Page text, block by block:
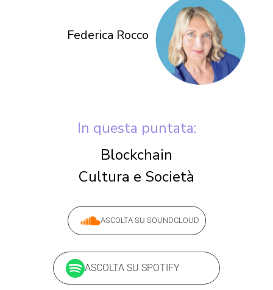
Federica Rocco
In questa puntata:
Blockchain
Cultura e Società
ASCOLTA SU SOUNDCLOUD
ASCOLTA SU SPOTIFY